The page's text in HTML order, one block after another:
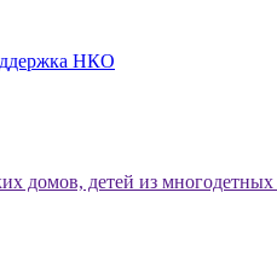
НКО
домов, детей из